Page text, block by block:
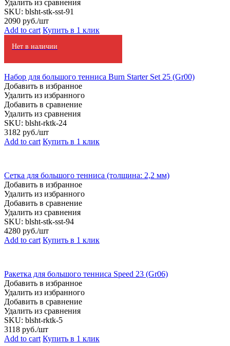
Удалить из сравнения
SKU: blsht-stk-sst-91
2090 руб./шт
Add to cart Купить в 1 клик
Нет в наличии
Набор для большого тенниса Burn Starter Set 25 (Gr00)
Добавить в избранное
Удалить из избранного
Добавить в сравнение
Удалить из сравнения
SKU: blsht-rktk-24
3182 руб./шт
Add to cart Купить в 1 клик
Сетка для большого тенниса (толщина: 2,2 мм)
Добавить в избранное
Удалить из избранного
Добавить в сравнение
Удалить из сравнения
SKU: blsht-stk-sst-94
4280 руб./шт
Add to cart Купить в 1 клик
Ракетка для большого тенниса Speed 23 (Gr06)
Добавить в избранное
Удалить из избранного
Добавить в сравнение
Удалить из сравнения
SKU: blsht-rktk-5
3118 руб./шт
Add to cart Купить в 1 клик